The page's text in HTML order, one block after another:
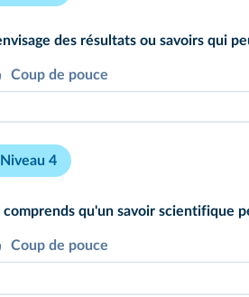
des résultats ou savoirs qui
Coup de pouce
Niveau 4
comprends qu'un savoir scientifique
Coup de pouce